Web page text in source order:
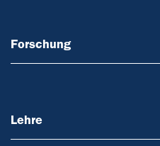
Forschung
Lehre